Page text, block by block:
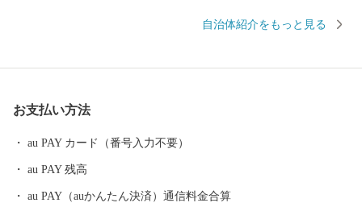
幸町ホームページでぜひご覧ください！ ■ワンストップ特例申請
やまちづくりなど）へ直接還元するため、紙の申請書の一斉郵送
には、後日、手続き方法を記載した**「受領証明書（圧着はが
き）」**をお送りいたします。はがきが届きましたら、以下のい
自治体紹介をもっと見る
お支払い方法
au PAY カード（番号入力不要）
au PAY 残高
au PAY（auかんたん決済）通信料金合算